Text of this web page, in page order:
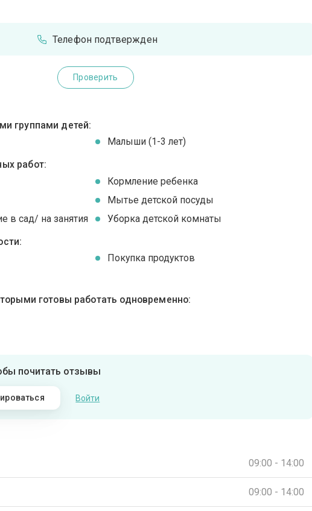
Телефон подтвержден
Проверить
группами детей:
Малыши (1-3 лет)
работ:
Кормление ребенка
Мытье детской посуды
в сад/ на занятия
Уборка детской комнаты
Покупка продуктов
готовы работать одновременно:
почитать отзывы
Войти
09:00 - 14:00
09:00 - 14:00